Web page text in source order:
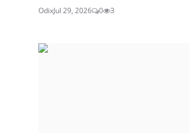
OdixJul 29, 2026 0 3